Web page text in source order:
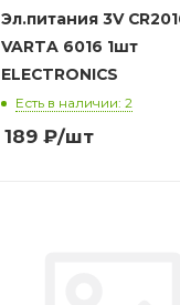
Эл.питания 3V
VARTA 6016 1шт
ELECTRONICS
Есть в наличии: 2
189 ₽/шт